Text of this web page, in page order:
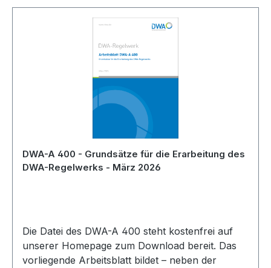
DWA-A 400 - Grundsätze für die Erarbeitung des
DWA-Regelwerks - März 2026
Die Datei des DWA-A 400 steht kostenfrei auf
unserer Homepage zum Download bereit. Das
vorliegende Arbeitsblatt bildet – neben der